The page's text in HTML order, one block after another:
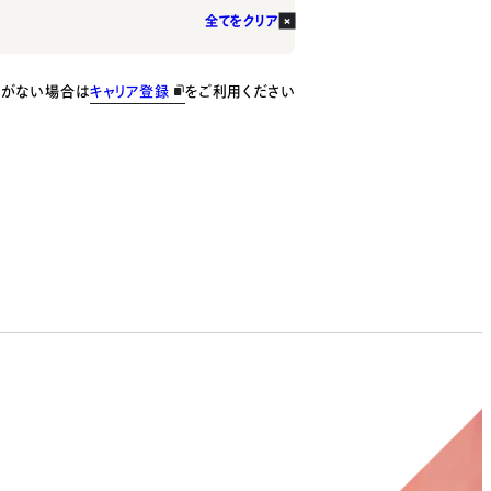
全てをクリア
ない場合はキャリア登録 をご利用ください